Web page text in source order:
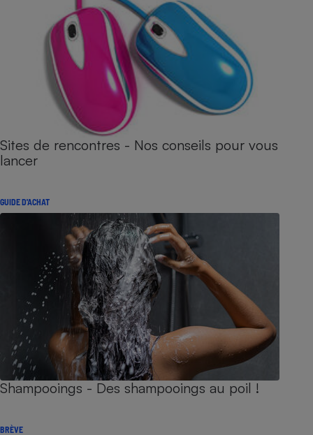
Sites de rencontres - Nos conseils pour vous
lancer
GUIDE D'ACHAT
Shampooings - Des shampooings au poil !
BRÈVE